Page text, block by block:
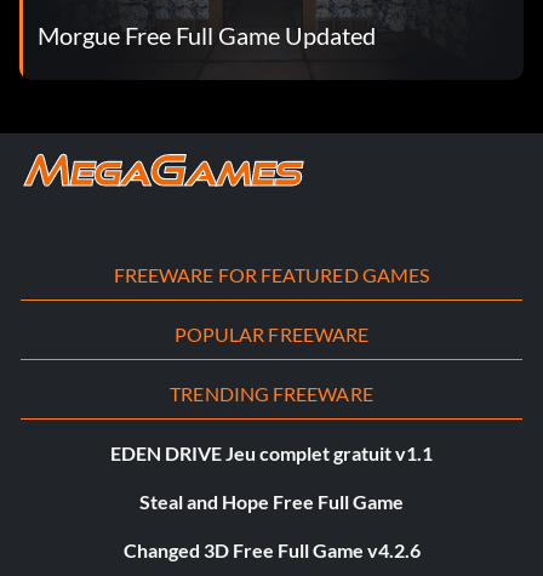
Morgue Free Full Game Updated
FREEWARE FOR FEATURED GAMES
POPULAR FREEWARE
TRENDING FREEWARE
EDEN DRIVE Jeu complet gratuit v1.1
Steal and Hope Free Full Game
Changed 3D Free Full Game v4.2.6